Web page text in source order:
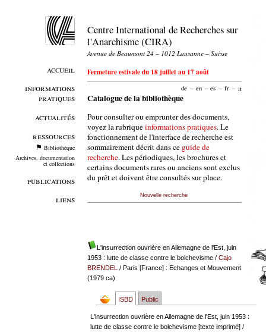
accueil
informations
pratiques
actualités
ressources
Bibliothèque
Archives, documentation
et collections
publications
liens
Centre International de Recherches sur
l'Anarchisme (CIRA)
Avenue de Beaumont 24 – 1012 Lausanne – Suisse
Fermeture estivale du 18 juillet au 17 août
de – en – es – fr – it
Catalogue de la bibliothèque
Pour consulter ou emprunter des documents,
voyez la rubriqueinformations pratiques. Le
fonctionnement de l'interface de recherche est
sommairement décrit dans ce guide de
recherche. Les périodiques, les brochures et
certains documents rares ou anciens sont exclus
du prêt et doivent être consultés sur place.
Nouvelle recherche
L'insurrection ouvrière en Allemagne de l'Est, juin
1953 : lutte de classe contre le bolchevisme/ Cajo
BRENDEL / Paris [France] : Echanges et Mouvement
(1979 ca)
ISBD Public
L'insurrection ouvrière en Allemagne de l'Est, juin 1953 :
lutte de classe contre le bolchevisme [texte imprimé] /